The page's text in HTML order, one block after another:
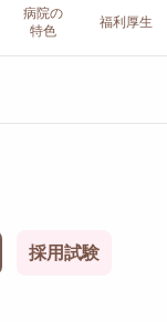
病院の
特色
福利厚生
採用試験